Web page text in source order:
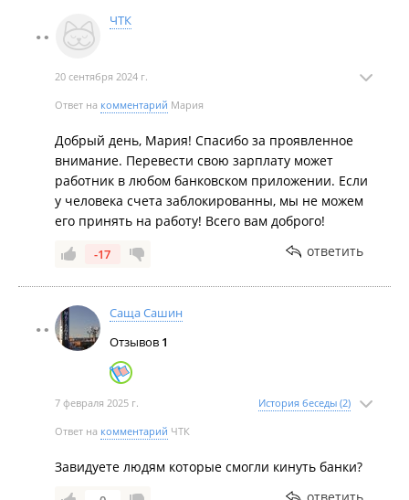
ЧТК
20 сентября 2024 г.
Ответ на комментарий Мария
Добрый день, Мария! Спасибо за проявленное
внимание. Перевести свою зарплату может
работник в любом банковском приложении. Если
у человека счета заблокированны, мы не можем
его принять на работу! Всего вам доброго!
-17 ответить
Саща Сашин
Отзывов 1
7 февраля 2025 г. История беседы (2)
Ответ на комментарий ЧТК
Завидуете людям которые смогли кинуть банки?